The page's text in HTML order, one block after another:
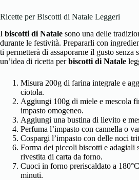
Ricette per Biscotti di Natale Leggeri
I biscotti di Natale sono una delle
durante le festività. Prepararli con
ti permetterà di assaporarne il gusto senza
un’idea di ricetta perbiscotti di Natale
Misura 200g di farina integrale e
ciotola.
Aggiungi 100g di miele e mescola
impasto omogeneo.
Aggiungi una bustina di lievito e
Perfuma l’impasto con cannella o
Cospargi l’impasto con delle noci
Forma dei piccoli biscotti e adagiali
rivestita di carta da forno.
Cuoci in forno preriscaldato a
minuti.